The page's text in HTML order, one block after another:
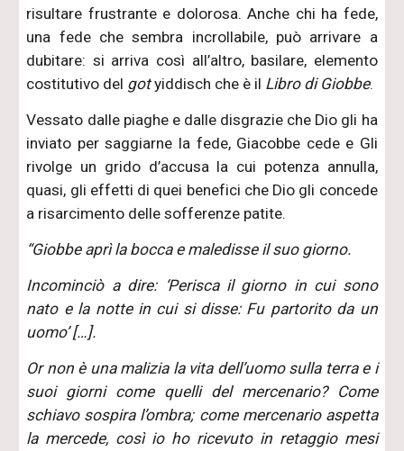
risultare frustrante e dolorosa. Anche chi ha fede,
una fede che sembra incrollabile, può arrivare a
dubitare: si arriva così all’altro, basilare, elemento
costitutivo del gotyiddisch che è il Libro di Giobbe.
Vessato dalle piaghe e dalle disgrazie che Dio gli ha
inviato per saggiarne la fede, Giacobbe cede e Gli
rivolge un grido d’accusa la cui potenza annulla,
quasi, gli effetti di quei benefici che Dio gli concede
a risarcimento delle sofferenze patite.
“Giobbe aprì la bocca e maledisse il suo giorno.
Incominciò a dire: ‘Perisca il giorno in cui sono
nato e la notte in cui si disse: Fu partorito da un
uomo’ […].
Or non è una malizia la vita dell’uomo sulla terra e i
suoi giorni come quelli del mercenario? Come
schiavo sospira l’ombra; come mercenario aspetta
la mercede, così io ho ricevuto in retaggio mesi